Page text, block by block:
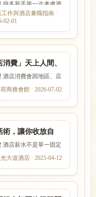
小姐心酸報你知
很多新手第一次考慮酒
時擔心工作內容、安
班時間與是...
作與酒店兼職指南 ·
02-01
消費」天上人間、
星殿、大英帝國酒
酒店消費會因地區、店
與服務內容而有差
桃園酒店消費...
商務會館 · 2026-07-02
術，讓你收放自
兼職、日領高薪
酒店薪水不是單一固定
店型、出勤時段、節
條件影響。...
大道酒店 · 2025-04-12